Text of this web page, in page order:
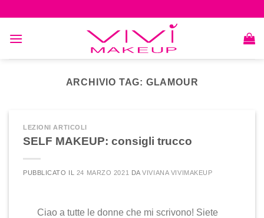
content
ARCHIVIO TAG: GLAMOUR
LEZIONI ARTICOLI
SELF MAKEUP: consigli trucco
PUBBLICATO IL 24 MARZO 2021 DAVIVIANA VIVIMAKEUP
Ciao a tutte le donne che mi scrivono! Siete